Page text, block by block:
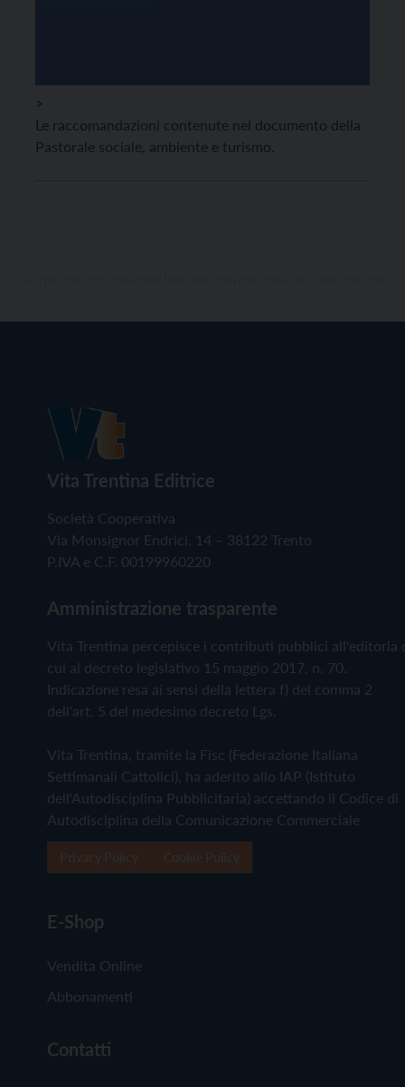
>
Le raccomandazioni contenute nel documento della
Pastorale sociale, ambiente e turismo.
Vita Trentina Editrice
Società Cooperativa
Via Monsignor Endrici, 14 – 38122 Trento
P.IVA e C.F. 00199960220
Amministrazione trasparente
Vita Trentina percepisce i contributi pubblici all'editoria
cui al decreto legislativo 15 maggio 2017, n. 70.
Indicazione resa ai sensi della lettera f) del comma 2
dell'art. 5 del medesimo decreto Lgs.
Vita Trentina, tramite la Fisc (Federazione Italiana
Settimanali Cattolici), ha aderito allo IAP (Istituto
dell'Autodisciplina Pubblicitaria) accettando il Codice di
Autodisciplina della Comunicazione Commerciale
E-Shop
Vendita Online
Abbonamenti
Contatti